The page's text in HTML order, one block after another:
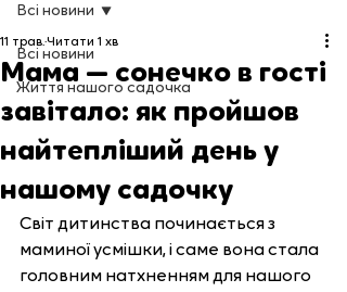
Всі новини
Життя нашого садочка
Всі новини
Мама — сонечко в гості
завітало: як пройшов
найтепліший день у
нашому садочку
11 трав.Читати 1 хв
Світ дитинства починається з
маминої усмішки, і саме вона стала
головним натхненням для нашого